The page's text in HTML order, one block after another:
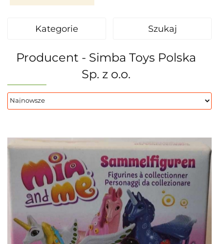
Kategorie Szukaj
Producent - Simba Toys Polska
Sp. z o.o.